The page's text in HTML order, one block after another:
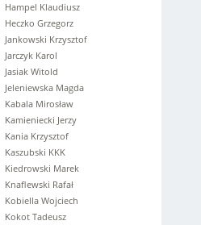
Hampel Klaudiusz
Heczko Grzegorz
Jankowski Krzysztof
Jarczyk Karol
Jasiak Witold
Jeleniewska Magda
Kabala Mirosław
Kamieniecki Jerzy
Kania Krzysztof
Kaszubski KKK
Kiedrowski Marek
Knaflewski Rafał
Kobiella Wojciech
Kokot Tadeusz